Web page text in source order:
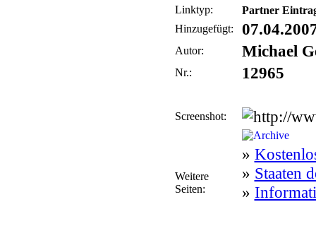
Linktyp:
Partner
Hinzugefügt:
Autor: Michael
Nr.: 12965
Screenshot:
Weitere
Seiten:
»
» Staaten
»